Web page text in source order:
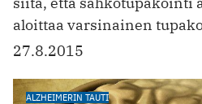
aloittaa varsinainen
27.8.2015
ALZHEIMERIN TAUTI